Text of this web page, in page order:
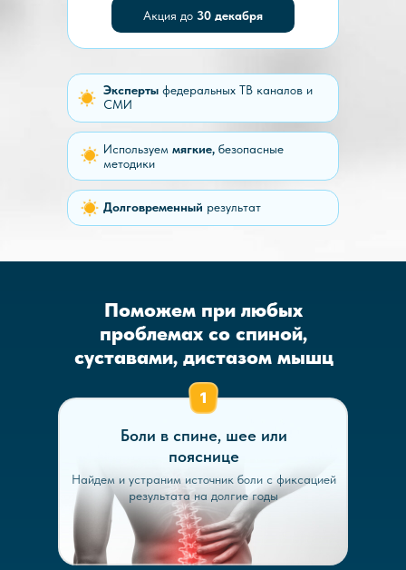
Акция до 30 декабря
Эксперты федеральных ТВ каналов и
СМИ
Используем мягкие, безопасные
методики
Долговременный результат
Поможем при любых
проблемах со спиной,
суставами, дистазом мышц
Боли в спине, шее или
пояснице
Найдем и устраним источник боли с фиксацией
результата на долгие годы